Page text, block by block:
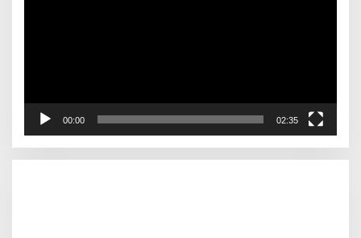
00:00 02:35